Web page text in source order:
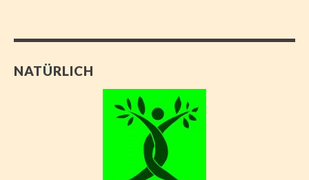
NATÜRLICH